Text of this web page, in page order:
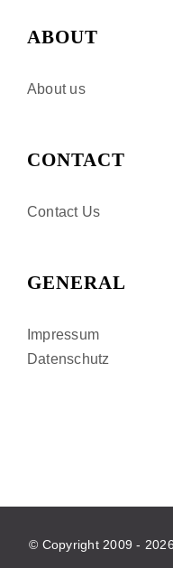
ABOUT
About us
CONTACT
Contact Us
GENERAL
Impressum
Datenschutz
© Copyright 2009 -